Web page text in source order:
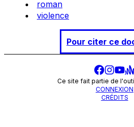
roman
violence
Pour citer ce
Ce site fait partie de
CONNEXION
CRÉDITS